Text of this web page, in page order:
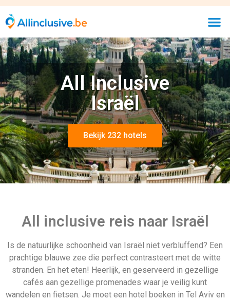
All Inclusive
Israël
Bekijk 232 hotels
All inclusive reis naar Israël
Is de natuurlijke schoonheid van Israël niet verbluffend? Een
prachtige blauwe zee die perfect contrasteert met de witte
stranden. En het eten! Heerlijk, en geserveerd in gezellige
cafés aan gezellige promenades waar je veilig kunt
wandelen en fietsen. Je moet een hotel boeken in Tel Aviv en